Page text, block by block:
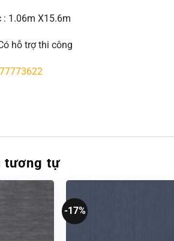
: 1.06m X15.6m
hỗ trợ thi công
tương tự
-17%